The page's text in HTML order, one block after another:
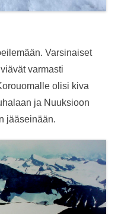
Varsinaiset
varmasti
olisi kiva
ja Nuuksioon
jääseinään.